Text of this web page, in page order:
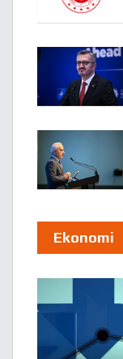
Ekonomi